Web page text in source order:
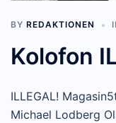
BY REDAKTIONEN
Kolofon
ILLEGAL!
Michael Lodberg